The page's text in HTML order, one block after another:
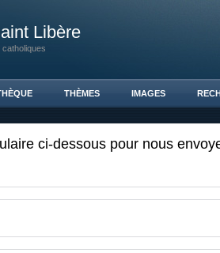
Libère
THÈMES IMAGES
ci-dessous pour nous